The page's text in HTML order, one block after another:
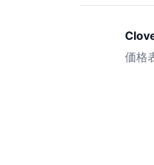
価格